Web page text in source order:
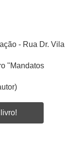
- Rua Dr. Vila
"Mandatos